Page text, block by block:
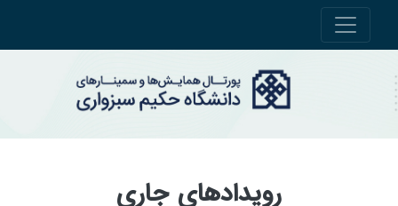
رویدادهای جاری